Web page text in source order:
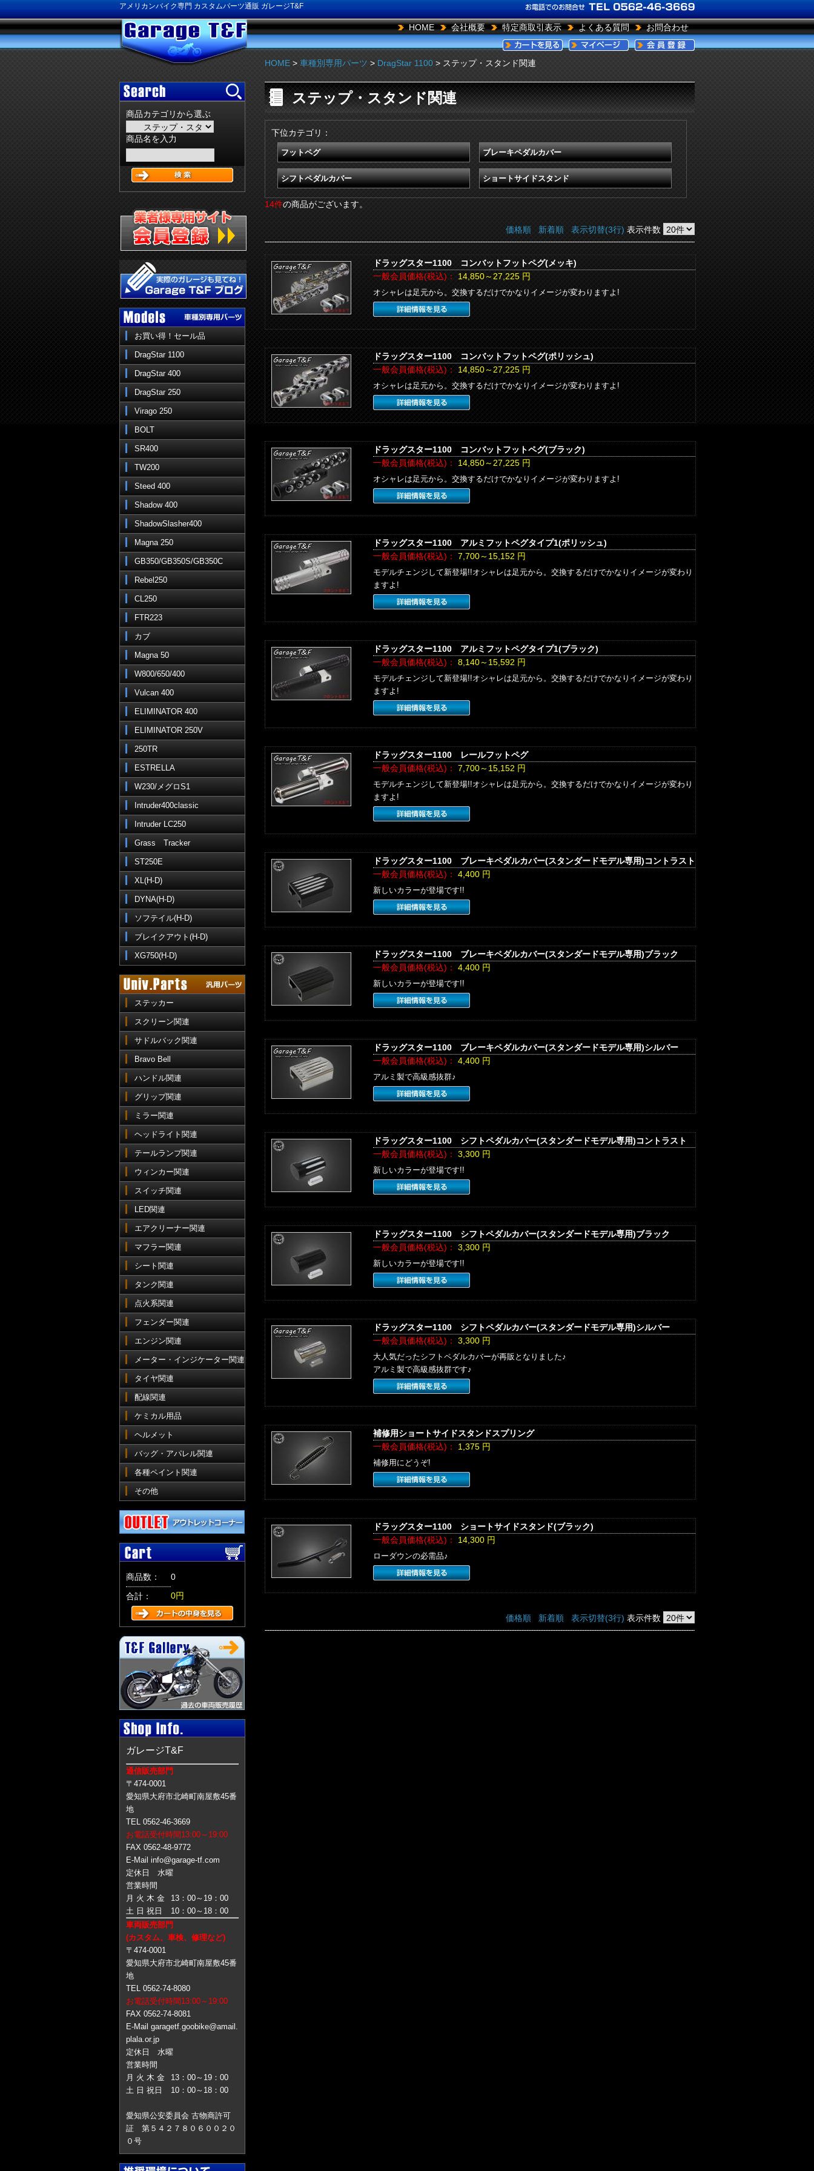
アメリカンバイク専門 カスタムパーツ通販 ガレージT&F
HOME 会社概要 特定商取引表示 よくある質問 お問合わせ
商品カテゴリから選ぶ
商品名を入力
お買い得！セール品
DragStar 1100
DragStar 400
DragStar 250
Virago 250
BOLT
SR400
TW200
Steed 400
Shadow 400
ShadowSlasher400
Magna 250
GB350/GB350S/GB350C
Rebel250
CL250
FTR223
カブ
Magna 50
W800/650/400
Vulcan 400
ELIMINATOR 400
ELIMINATOR 250V
250TR
ESTRELLA
W230/メグロS1
Intruder400classic
Intruder LC250
Grass Tracker
ST250E
XL(H-D)
DYNA(H-D)
ソフテイル(H-D)
ブレイクアウト(H-D)
XG750(H-D)
ステッカー
スクリーン関連
サドルバック関連
Bravo Bell
ハンドル関連
グリップ関連
ミラー関連
ヘッドライト関連
テールランプ関連
ウィンカー関連
スイッチ関連
LED関連
エアクリーナー関連
マフラー関連
シート関連
タンク関連
点火系関連
フェンダー関連
エンジン関連
メーター・インジケーター関連
タイヤ関連
配線関連
ケミカル用品
ヘルメット
バッグ・アパレル関連
各種ペイント関連
その他
商品数：
0
合計：
0円
ガレージT&F
通信販売部門
〒474-0001
愛知県大府市北崎町南屋敷45番
地
TEL 0562-46-3669
お電話受付時間13:00～19:00
FAX 0562-48-9772
E-Mail info@garage-tf.com
定休日 水曜
営業時間
月 火 木 金
13：00～19：00
土 日 祝日
10：00～18：00
車両販売部門
(カスタム、車検、修理など)
〒474-0001
愛知県大府市北崎町南屋敷45番
地
TEL 0562-74-8080
お電話受付時間13:00～19:00
FAX 0562-74-8081
E-Mail garagetf.goobike@amail.
plala.or.jp
定休日 水曜
営業時間
月 火 木 金
13：00～19：00
土 日 祝日
10：00～18：00
愛知県公安委員会 古物商許可
証 第５４２７８０６００２０
０号
HOME > 車種別専用パーツ > DragStar 1100 > ステップ・スタンド関連
ステップ・スタンド関連
下位カテゴリ：
フットペグ ブレーキペダルカバー
シフトペダルカバー ショートサイドスタンド
14件の商品がございます。
価格順 新着順 表示切替(3行) 表示件数
ドラッグスター1100 コンバットフットペグ(メッキ)
一般会員価格(税込)： 14,850～27,225円
オシャレは足元から。交換するだけでかなりイメージが変わりますよ!
ドラッグスター1100 コンバットフットペグ(ポリッシュ)
一般会員価格(税込)： 14,850～27,225円
オシャレは足元から。交換するだけでかなりイメージが変わりますよ!
ドラッグスター1100 コンバットフットペグ(ブラック)
一般会員価格(税込)： 14,850～27,225円
オシャレは足元から。交換するだけでかなりイメージが変わりますよ!
ドラッグスター1100 アルミフットペグタイプ1(ポリッシュ)
一般会員価格(税込)： 7,700～15,152 円
モデルチェンジして新登場!!オシャレは足元から。交換するだけでかなりイメージが変わり
ますよ!
ドラッグスター1100 アルミフットペグタイプ1(ブラック)
一般会員価格(税込)： 8,140～15,592 円
モデルチェンジして新登場!!オシャレは足元から。交換するだけでかなりイメージが変わり
ますよ!
ドラッグスター1100 レールフットペグ
一般会員価格(税込)： 7,700～15,152 円
モデルチェンジして新登場!!オシャレは足元から。交換するだけでかなりイメージが変わり
ますよ!
ドラッグスター1100 ブレーキペダルカバー(スタンダードモデル専用)コントラスト
一般会員価格(税込)： 4,400円
新しいカラーが登場です!!
ドラッグスター1100 ブレーキペダルカバー(スタンダードモデル専用)ブラック
一般会員価格(税込)： 4,400円
新しいカラーが登場です!!
ドラッグスター1100 ブレーキペダルカバー(スタンダードモデル専用)シルバー
一般会員価格(税込)： 4,400円
アルミ製で高級感抜群♪
ドラッグスター1100 シフトペダルカバー(スタンダードモデル専用)コントラスト
一般会員価格(税込)： 3,300円
新しいカラーが登場です!!
ドラッグスター1100 シフトペダルカバー(スタンダードモデル専用)ブラック
一般会員価格(税込)： 3,300円
新しいカラーが登場です!!
ドラッグスター1100 シフトペダルカバー(スタンダードモデル専用)シルバー
一般会員価格(税込)： 3,300円
大人気だったシフトペダルカバーが再販となりました♪
アルミ製で高級感抜群です♪
補修用ショートサイドスタンドスプリング
一般会員価格(税込)： 1,375円
補修用にどうぞ!
ドラッグスター1100 ショートサイドスタンド(ブラック)
一般会員価格(税込)： 14,300円
ローダウンの必需品♪
価格順 新着順 表示切替(3行) 表示件数